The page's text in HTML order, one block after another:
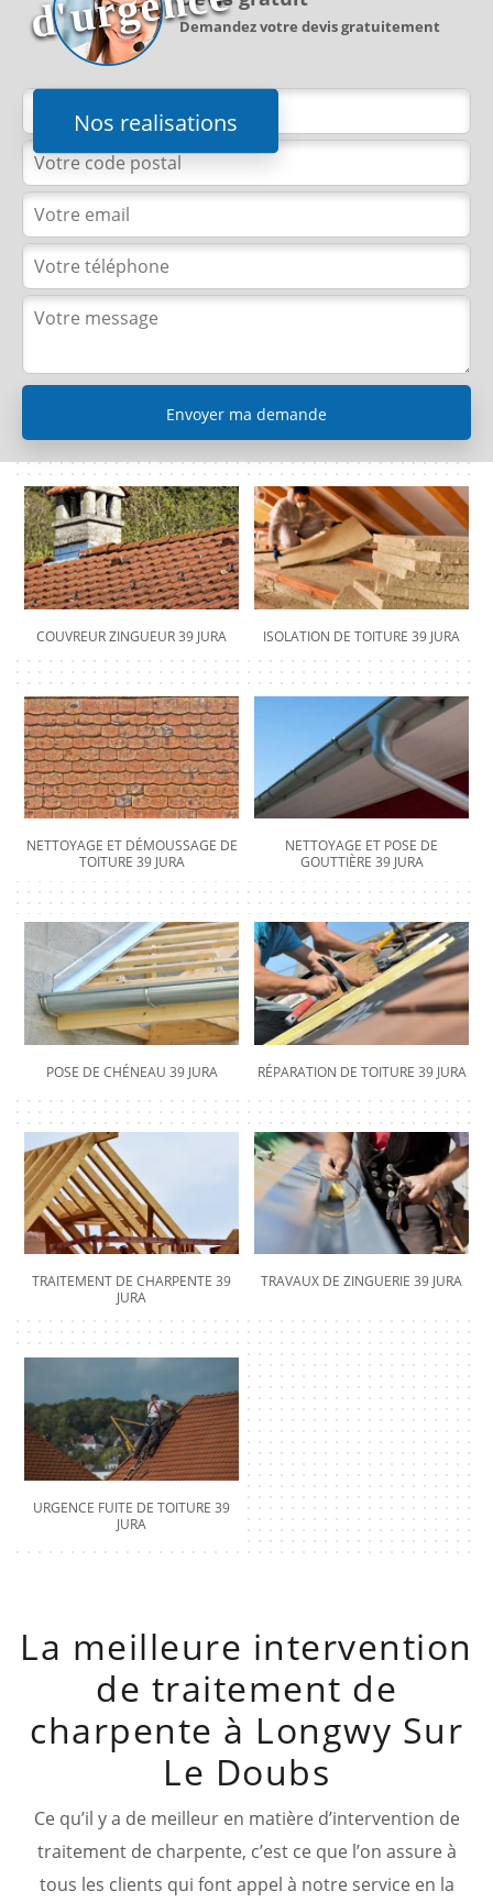
Nos realisations
Demandez votre devis gratuitement
COUVREUR ZINGUEUR 39 JURA ISOLATION DE TOITURE 39 JURA
NETTOYAGE ET DÉMOUSSAGE DE
TOITURE 39 JURA
NETTOYAGE ET POSE DE
GOUTTIÈRE 39 JURA
POSE DE CHÉNEAU 39 JURA RÉPARATION DE TOITURE 39 JURA
TRAITEMENT DE CHARPENTE 39
JURA
TRAVAUX DE ZINGUERIE 39 JURA
URGENCE FUITE DE TOITURE 39
JURA
La meilleure intervention
de traitement de
charpente à Longwy Sur
Le Doubs
Ce qu’il y a de meilleur en matière d’intervention de
traitement de charpente, c’est ce que l’on assure à
tous les clients qui font appel à notre service en la